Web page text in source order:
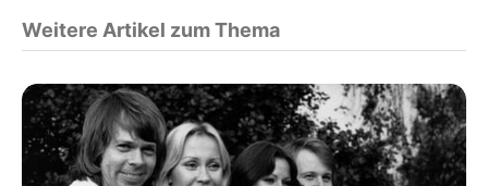
Weitere Artikel zum Thema